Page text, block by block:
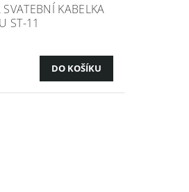
SVATEBNÍ KABELKA
ST-11